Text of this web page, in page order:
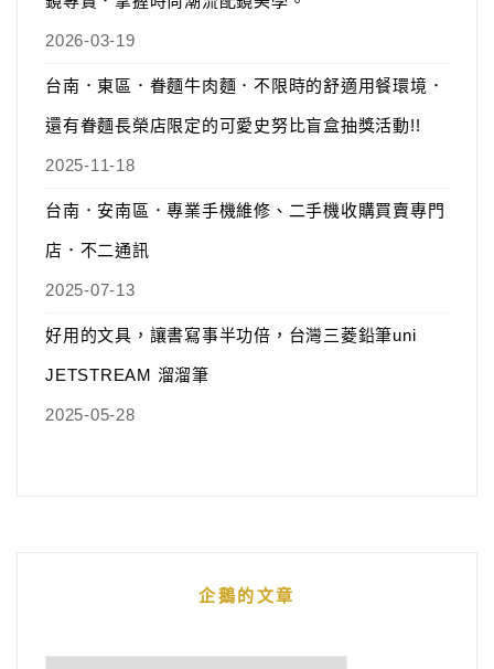
2026-03-19
台南．東區．眷麵牛肉麵．不限時的舒適用餐環境．
還有眷麵長榮店限定的可愛史努比盲盒抽獎活動!!
2025-11-18
台南．安南區．專業手機維修、二手機收購買賣專門
店．不二通訊
2025-07-13
好用的文具，讓書寫事半功倍，台灣三菱鉛筆uni
JETSTREAM 溜溜筆
2025-05-28
企鵝的文章